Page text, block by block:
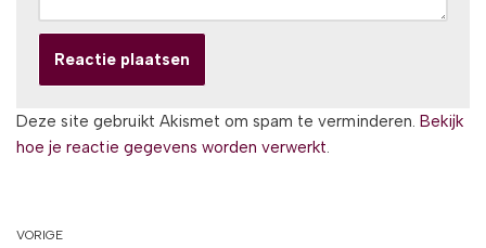
Deze site gebruikt Akismet om spam te verminderen. Bekijk
hoe je reactie gegevens worden verwerkt.
VORIGE